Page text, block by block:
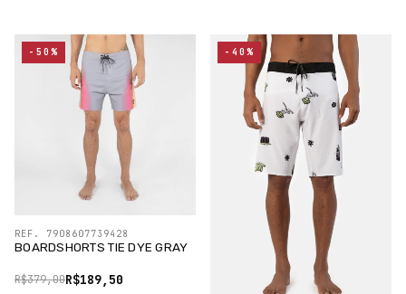
BOARDSHORTS TIE DYE GRAY
R$189,50
R$379,00
REF. 7908607739428
-50% -40%